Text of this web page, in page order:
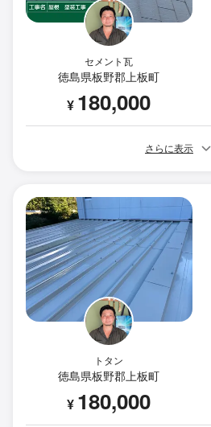
セメント瓦
徳島県板野郡上板町
¥ 180,000
さらに表示
トタン
徳島県板野郡上板町
¥ 180,000